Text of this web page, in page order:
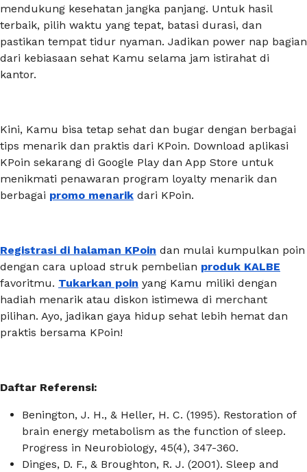
mendukung kesehatan jangka panjang. Untuk hasil
terbaik, pilih waktu yang tepat, batasi durasi, dan
pastikan tempat tidur nyaman. Jadikan power nap bagian
dari kebiasaan sehat Kamu selama jam istirahat di
kantor.
Kini, Kamu bisa tetap sehat dan bugar dengan berbagai
tips menarik dan praktis dari KPoin. Download aplikasi
KPoin sekarang di Google Play dan App Store untuk
menikmati penawaran program loyalty menarik dan
berbagai promo menarik dari KPoin.
Registrasi di halaman KPoin dan mulai kumpulkan poin
dengan cara upload struk pembelian produk KALBE
favoritmu. Tukarkan poin yang Kamu miliki dengan
hadiah menarik atau diskon istimewa di merchant
pilihan. Ayo, jadikan gaya hidup sehat lebih hemat dan
praktis bersama KPoin!
Daftar Referensi:
Benington, J. H., & Heller, H. C. (1995). Restoration of
brain energy metabolism as the function of sleep.
Progress in Neurobiology, 45(4), 347-360.
Dinges, D. F., & Broughton, R. J. (2001). Sleep and